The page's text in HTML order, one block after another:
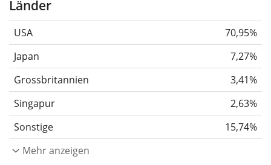
Länder
USA
70,95%
Japan
7,27%
Grossbritannien
3,41%
Singapur
2,63%
Sonstige
15,74%
Mehr anzeigen